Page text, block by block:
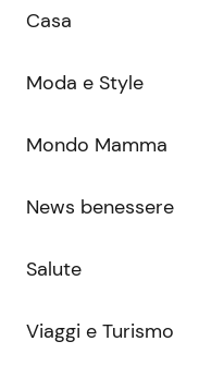
Casa
Moda e Style
Mondo Mamma
News benessere
Salute
Viaggi e Turismo